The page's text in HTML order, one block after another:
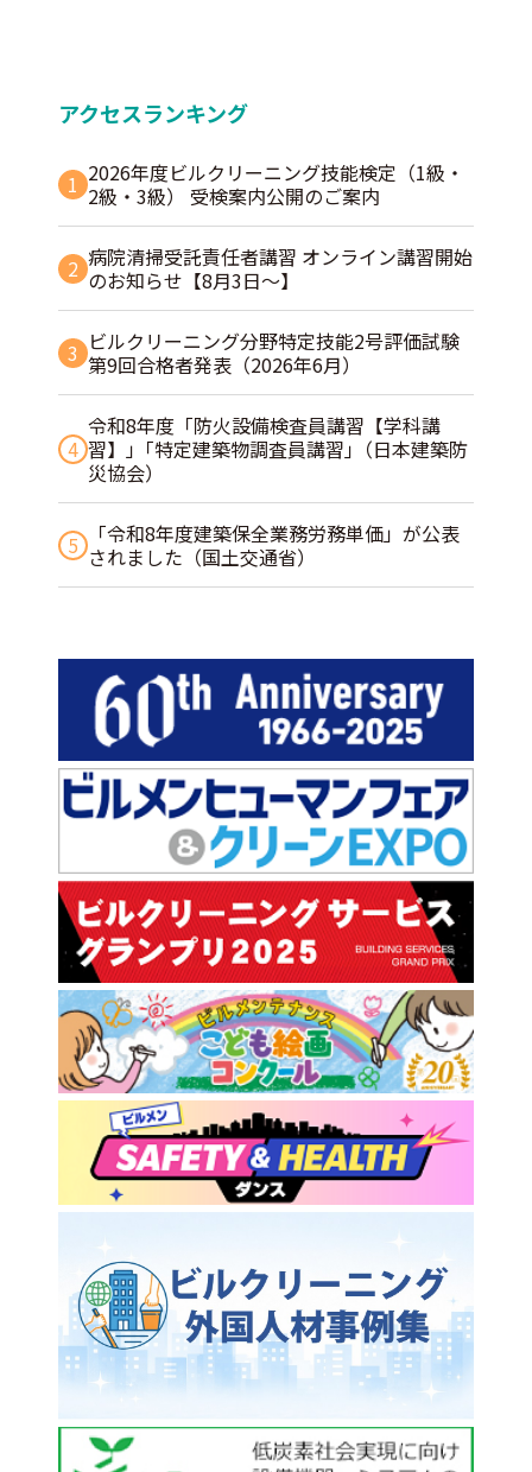
アクセスランキング
1 2026年度ビルクリーニング技能検定（1級・
2級・3級） 受検案内公開のご案内
2 病院清掃受託責任者講習 オンライン講習開始
のお知らせ【8月3日～】
3 ビルクリーニング分野特定技能2号評価試験
第9回合格者発表（2026年6月）
4
令和8年度「防火設備検査員講習【学科講
習】」｢特定建築物調査員講習｣（日本建築防
災協会）
5
「令和8年度建築保全業務労務単価」が公表
されました（国土交通省）